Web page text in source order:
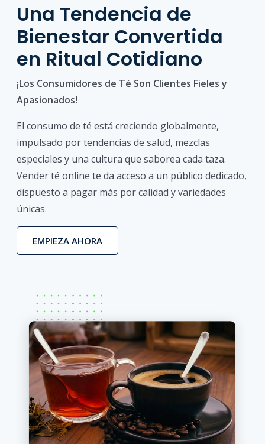
Una Tendencia de
Bienestar Convertida
en Ritual Cotidiano
¡Los Consumidores de Té Son Clientes Fieles y
Apasionados!
El consumo de té está creciendo globalmente,
impulsado por tendencias de salud, mezclas
especiales y una cultura que saborea cada taza.
Vender té online te da acceso a un público dedicado,
dispuesto a pagar más por calidad y variedades
únicas.
EMPIEZA AHORA